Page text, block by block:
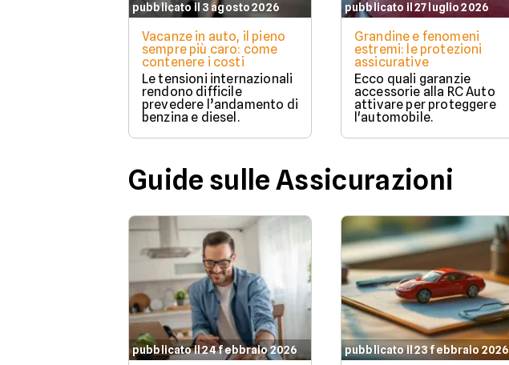
pubblicato il 3 agosto 2026
Vacanze in auto, il pieno
sempre più caro: come
contenere i costi
Le tensioni internazionali
rendono difficile
prevedere l’andamento di
benzina e diesel.
pubblicato il 27 luglio 2026
Grandine e fenomeni
estremi: le protezioni
assicurative
Ecco quali garanzie
accessorie alla RC Auto
attivare per proteggere
l'automobile.
Guide sulle Assicurazioni
pubblicato il 24 febbraio 2026 pubblicato il 23 febbraio 2026